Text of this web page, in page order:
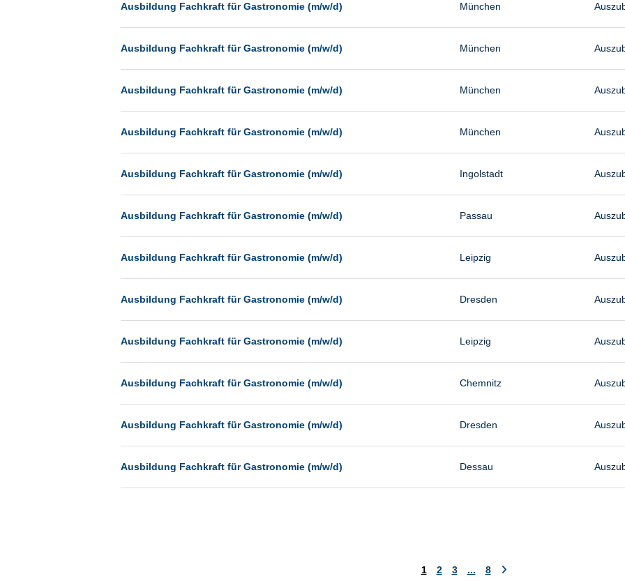
Hildesheim
Ingolstadt
Kassel
Landau
Mainz
Mannheim
München
Münster
Neu-Isenburg
Neumünster
Ausbildung Fachkraft für Gastronomie (m/w/d) München
Ausbildung Fachkraft für Gastronomie (m/w/d) München
Ausbildung Fachkraft für Gastronomie (m/w/d) München
Ausbildung Fachkraft für Gastronomie (m/w/d) München
Ausbildung Fachkraft für Gastronomie (m/w/d) Ingolstadt
Ausbildung Fachkraft für Gastronomie (m/w/d) Passau
Ausbildung Fachkraft für Gastronomie (m/w/d) Leipzig
Ausbildung Fachkraft für Gastronomie (m/w/d) Dresden
Ausbildung Fachkraft für Gastronomie (m/w/d) Leipzig
Ausbildung Fachkraft für Gastronomie (m/w/d) Chemnitz
Ausbildung Fachkraft für Gastronomie (m/w/d) Dresden
Ausbildung Fachkraft für Gastronomie (m/w/d) Dessau
1 2 3 ... 8